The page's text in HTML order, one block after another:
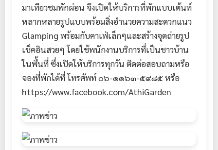
มาเทียวชมพักผ่อน จึงเปิดให้บริการที่พักแบบเต้นท์
หลากหลายรูปแบบพร้อมสิ่งอำนวยความสะดวกแนว
Glamping พร้อมกับคาเฟ่เล็กๆและสร้างจุดถ่ายรูป
เช็คอินสวยๆ โดยใช้พนักงานบริการที่เป็นชาวบ้าน
ในพื้นที่ ซึ่งเปิดให้บริการทุกวัน ติดต่อสอบถามหรือ
จองที่พักได้ที่ โทรศัพท์ ๐๖-๑๑๖๓-๕๙๘๕ หรือ
https://www.facebook.com/AthiGarden